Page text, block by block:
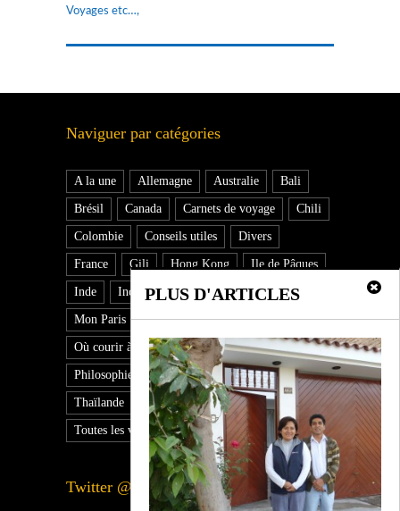
Voyages etc…,
PLUS D'ARTICLES
Naviguer par catégories
A la une Allemagne Australie Bali
Brésil Canada Carnets de voyage Chili
Colombie Conseils utiles Divers
France Gili Hong Kong Ile de Pâques
Inde Indonésie Japon Jogging
Mon Paris Nouvelle Zélande
Où courir à Paris Pays Philippines
Philosophie du voyage Pérou Singapour
Thaïlande Tour du monde
Toutes les vidéos USA Vidéo
Twitter @laurentlingelse